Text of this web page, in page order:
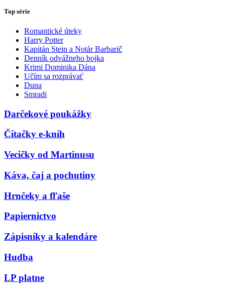
Top série
Romantické úteky
Harry Potter
Kapitán Stein a Notár Barbarič
Denník odvážneho bojka
Krimi Dominika Dána
Učím sa rozprávať
Duna
Smradi
Darčekové poukážky
Čítačky e-kníh
Vecičky od Martinusu
Káva, čaj a pochutiny
Hrnčeky a fľaše
Papiernictvo
Zápisníky a kalendáre
Hudba
LP platne